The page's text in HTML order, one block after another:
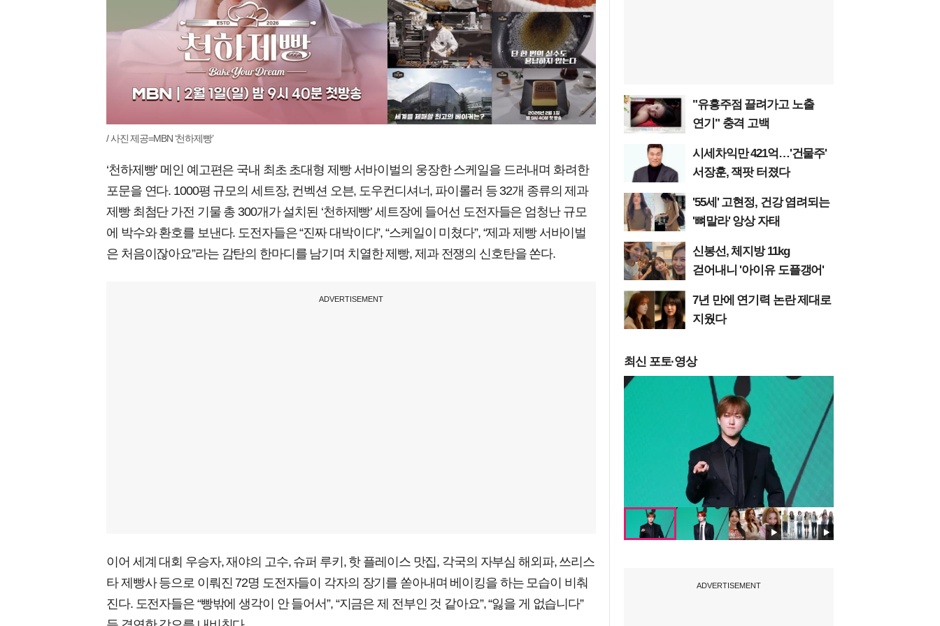
/ 사진 제공=MBN ‘천하제빵’
‘천하제빵’ 메인 예고편은 국내 최초 초대형 제빵 서바이벌의 웅장한 스케일을 드러내며 화려한
포문을 연다. 1000평 규모의 세트장, 컨벡션 오븐, 도우컨디셔너, 파이롤러 등 32개 종류의 제과
제빵 최첨단 가전 기물 총 300개가 설치된 ‘천하제빵’ 세트장에 들어선 도전자들은 엄청난 규모
에 박수와 환호를 보낸다. 도전자들은 “진짜 대박이다”, “스케일이 미쳤다”, “제과 제빵 서바이벌
은 처음이잖아요”라는 감탄의 한마디를 남기며 치열한 제빵, 제과 전쟁의 신호탄을 쏜다.
ADVERTISEMENT
이어 세계 대회 우승자, 재야의 고수, 슈퍼 루키, 핫 플레이스 맛집, 각국의 자부심 해외파, 쓰리스
타 제빵사 등으로 이뤄진 72명 도전자들이 각자의 장기를 쏟아내며 베이킹을 하는 모습이 비춰
진다. 도전자들은 “빵밖에 생각이 안 들어서”, “지금은 제 전부인 것 같아요”, “잃을 게 없습니다”
"유흥주점 끌려가고 노출
연기" 충격 고백
시세차익만 421억…'건물주'
서장훈, 잭팟 터졌다
'55세' 고현정, 건강 염려되는
'뼈말라' 앙상 자태
신봉선, 체지방 11kg
걷어내니 '아이유 도플갱어'
7년 만에 연기력 논란 제대로
지웠다
최신 포토·영상
ADVERTISEMENT